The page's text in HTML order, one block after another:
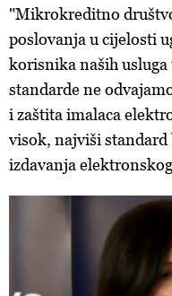
"Mikrokreditno
poslovanja u cijelosti
korisnika naših
standarde ne
i zaštita imalaca
visok, najviši standard
izdavanja